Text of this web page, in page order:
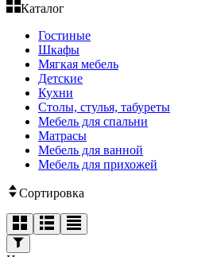
Каталог
Гостиные
Шкафы
Мягкая мебель
Детские
Кухни
Столы, стулья, табуреты
Мебель для спальни
Матрасы
Мебель для ванной
Мебель для прихожей
Сортировка